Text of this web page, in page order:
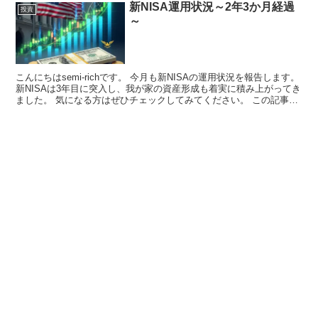
投資
新NISA運用状況～2年3か月経過
～
こんにちはsemi-richです。 今月も新NISAの運用状況を報告します。
新NISAは3年目に突入し、我が家の資産形成も着実に積み上がってき
ました。 気になる方はぜひチェックしてみてください。 この記事